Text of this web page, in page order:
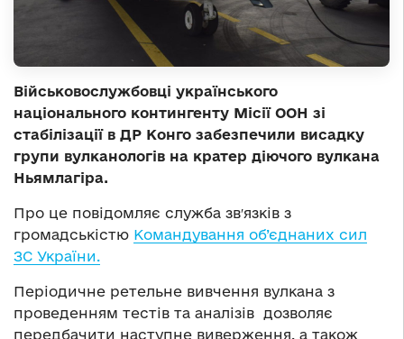
Військовослужбовці українського
національного контингенту Місії ООН зі
стабілізації в ДР Конго забезпечили висадку
групи вулканологів на кратер діючого вулкана
Ньямлагіра.
Про це повідомляє служба звʹязків з
громадськістю Командування об’єднаних сил
ЗС України.
Періодичне ретельне вивчення вулкана з
проведенням тестів та аналізів дозволяє
передбачити наступне виверження, а також